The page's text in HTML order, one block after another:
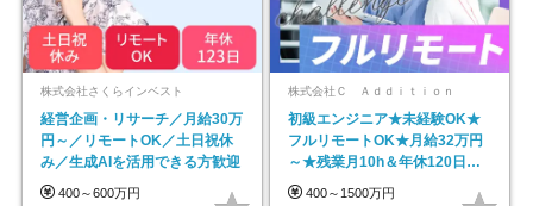
株式会社さくらインベスト
経営企画・リサーチ／月給30万
円～／リモートOK／土日祝休
み／生成AIを活用できる方歓迎
400～600万円
株式会社Ｃ Ａｄｄｉｔｉｏｎ
初級エンジニア★未経験OK★
フルリモートOK★月給32万円
～★残業月10h＆年休120日以
上★副業可
400～1500万円